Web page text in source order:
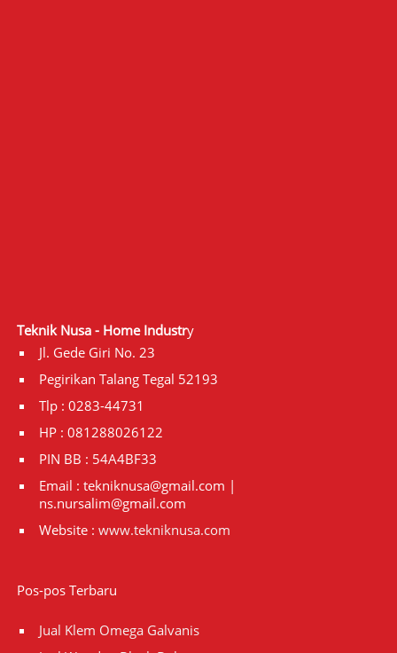
Teknik Nusa - Home Industry
Jl. Gede Giri No. 23
Pegirikan Talang Tegal 52193
Tlp : 0283-44731
HP : 081288026122
PIN BB : 54A4BF33
Email : tekniknusa@gmail.com |
ns.nursalim@gmail.com
Website : www.tekniknusa.com
Pos-pos Terbaru
Jual Klem Omega Galvanis